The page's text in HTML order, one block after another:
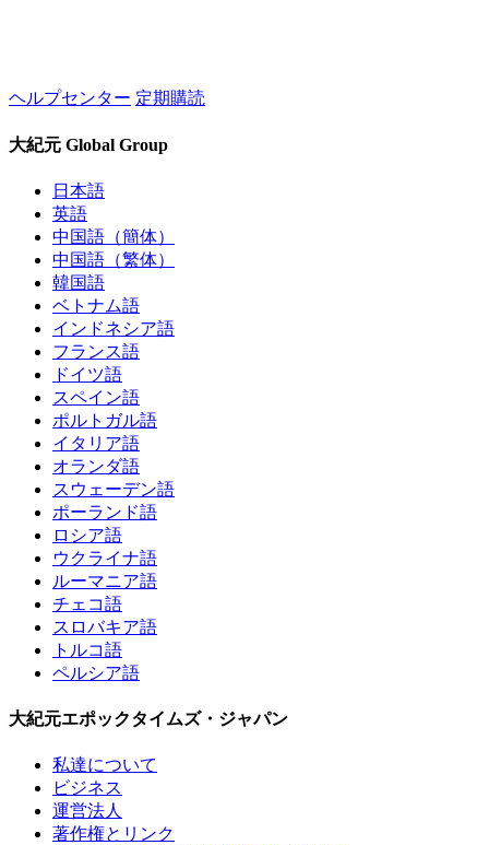
ヘルプセンター 定期購読
大紀元 Global Group
日本語
英語
中国語（簡体）
中国語（繁体）
韓国語
ベトナム語
インドネシア語
フランス語
ドイツ語
スペイン語
ポルトガル語
イタリア語
オランダ語
スウェーデン語
ポーランド語
ロシア語
ウクライナ語
ルーマニア語
チェコ語
スロバキア語
トルコ語
ペルシア語
大紀元エポックタイムズ・ジャパン
私達について
ビジネス
運営法人
著作権とリンク